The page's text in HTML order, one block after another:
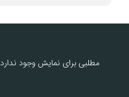
مطلبی برای نمایش وجود ندارد